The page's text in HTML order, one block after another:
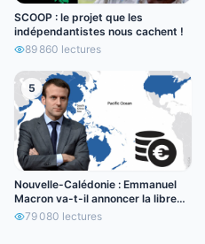
SCOOP : le projet que les
indépendantistes nous cachent !
89 860 lectures
5
Nouvelle-Calédonie : Emmanuel
Macron va-t-il annoncer la libre
circulation de l’euro ?
79 080 lectures